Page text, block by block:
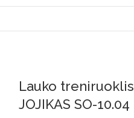
Lauko treniruoklis
JOJIKAS SO-10.04